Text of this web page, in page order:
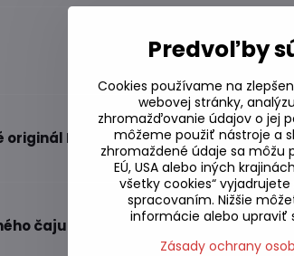
originál Kimnori 40g
čaju a olivového oleja Nori 25g
Predvoľby
Cookies používame na
webovej stránky,
zhromažďovanie údajov o jej
môžeme použiť nástroje a
zhromaždené údaje sa môžu
EÚ, USA alebo iných
všetky cookies“
spracovaním. Nižšie
informácie alebo upraviť
Zásady ochrany